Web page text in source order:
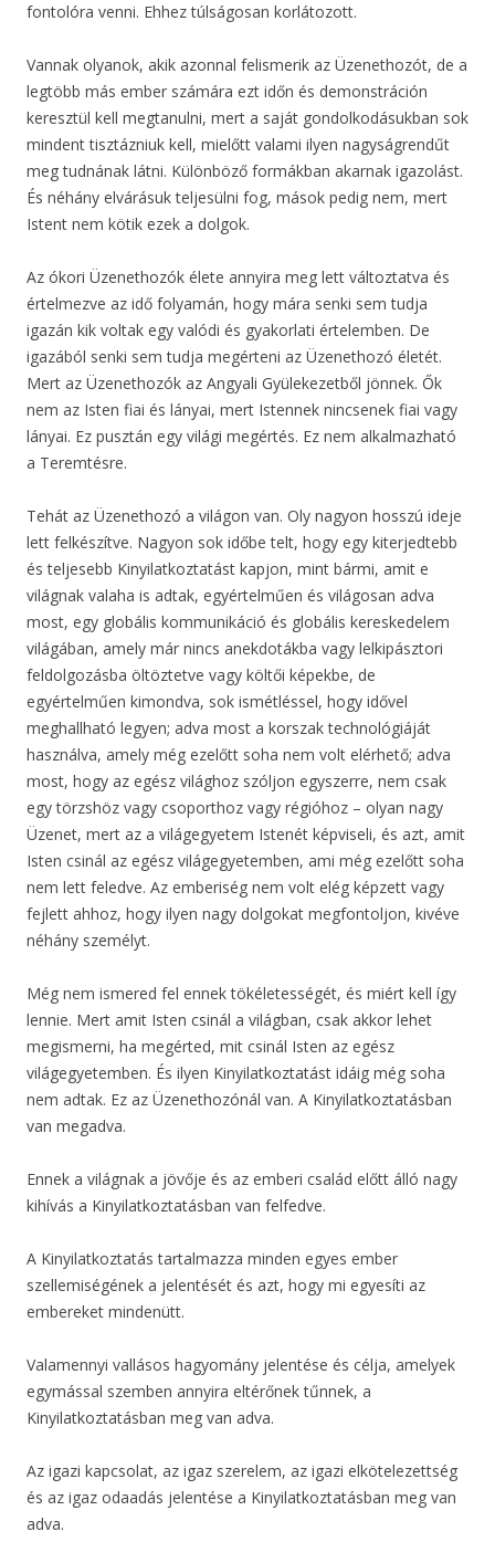
fontolóra venni. Ehhez túlságosan korlátozott.
Vannak olyanok, akik azonnal felismerik az Üzenethozót, de a
legtöbb más ember számára ezt időn és demonstráción
keresztül kell megtanulni, mert a saját gondolkodásukban sok
mindent tisztázniuk kell, mielőtt valami ilyen nagyságrendűt
meg tudnának látni. Különböző formákban akarnak igazolást.
És néhány elvárásuk teljesülni fog, mások pedig nem, mert
Istent nem kötik ezek a dolgok.
Az ókori Üzenethozók élete annyira meg lett változtatva és
értelmezve az idő folyamán, hogy mára senki sem tudja
igazán kik voltak egy valódi és gyakorlati értelemben. De
igazából senki sem tudja megérteni az Üzenethozó életét.
Mert az Üzenethozók az Angyali Gyülekezetből jönnek. Ők
nem az Isten fiai és lányai, mert Istennek nincsenek fiai vagy
lányai. Ez pusztán egy világi megértés. Ez nem alkalmazható
a Teremtésre.
Tehát az Üzenethozó a világon van. Oly nagyon hosszú ideje
lett felkészítve. Nagyon sok időbe telt, hogy egy kiterjedtebb
és teljesebb Kinyilatkoztatást kapjon, mint bármi, amit e
világnak valaha is adtak, egyértelműen és világosan adva
most, egy globális kommunikáció és globális kereskedelem
világában, amely már nincs anekdotákba vagy lelkipásztori
feldolgozásba öltöztetve vagy költői képekbe, de
egyértelműen kimondva, sok ismétléssel, hogy idővel
meghallható legyen; adva most a korszak technológiáját
használva, amely még ezelőtt soha nem volt elérhető; adva
most, hogy az egész világhoz szóljon egyszerre, nem csak
egy törzshöz vagy csoporthoz vagy régióhoz – olyan nagy
Üzenet, mert az a világegyetem Istenét képviseli, és azt, amit
Isten csinál az egész világegyetemben, ami még ezelőtt soha
nem lett feledve. Az emberiség nem volt elég képzett vagy
fejlett ahhoz, hogy ilyen nagy dolgokat megfontoljon, kivéve
néhány személyt.
Még nem ismered fel ennek tökéletességét, és miért kell így
lennie. Mert amit Isten csinál a világban, csak akkor lehet
megismerni, ha megérted, mit csinál Isten az egész
világegyetemben. És ilyen Kinyilatkoztatást idáig még soha
nem adtak. Ez az Üzenethozónál van. A Kinyilatkoztatásban
van megadva.
Ennek a világnak a jövője és az emberi család előtt álló nagy
kihívás a Kinyilatkoztatásban van felfedve.
A Kinyilatkoztatás tartalmazza minden egyes ember
szellemiségének a jelentését és azt, hogy mi egyesíti az
embereket mindenütt.
Valamennyi vallásos hagyomány jelentése és célja, amelyek
egymással szemben annyira eltérőnek tűnnek, a
Kinyilatkoztatásban meg van adva.
Az igazi kapcsolat, az igaz szerelem, az igazi elkötelezettség
és az igaz odaadás jelentése a Kinyilatkoztatásban meg van
adva.